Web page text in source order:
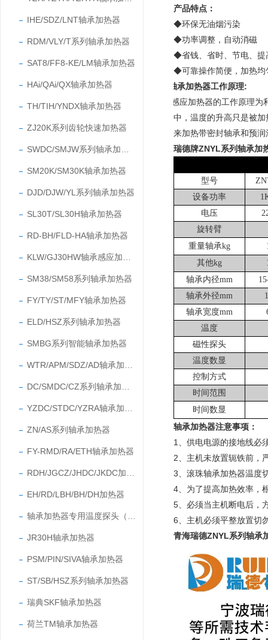
IHE/SDZ/LNT轴承加热器
RDM/VLY/T系列轴承加热器
SAT8/FF8-KE/LM轴承加热器
HAi/QAi/QX轴承加热器
TH/TIH/YNDX轴承加热器
ZJ20K系列齿轮快速加热器
SM20K/SM30K轴承加热器
DJD/DJW/YL系列轴承加热器
SL30T/SL30H轴承加热器
RD-BH/FLD-HA轴承加热器
SM38/SM58系列轴承加热器
FY/TY/ST/MFY轴承加热器
ELD/HSZ系列轴承加热器
SMBG系列智能轴承加热器
ZN/AS系列轴承加热器
FY-RMD/RA/ETH轴承加热器
EH/RD/LBH/BH/DH加热器
JR30H轴承加热器
PSM/PIN/SIVA轴承加热器
ST/SB/HSZ系列轴承加热器
瑞典SKF轴承加热器
荷兰TM轴承加热器
产品特点：
◆环保无油烟污染
◆功率调整，自动消磁
◆省钱、省时、节电、提
◆可靠操作简便，加热均
轴承加热器工作原理:
感应加热器的工作原理为
中，温度的升高只是被
来加热带密封轴承和预润
瑞德牌ZNYL系列轴承加
型号
设备功率
电压
旋转臂
重量轴承kg
其他kg
轴承内径mm
轴承外径mm
轴承宽度mm
温度
磁性探头
温度数显
控制方式
时间范围
时间数显
轴承加热器注意事项 ：
1、供电电源的接地线必
2、主机未放置轭铁前，
3、滚珠轴承加热器温度
4、为了提高加热效率，
5、 必须当主机断电后，
6、 主机必须平整放置切
青海瑞德ZNYL系列轴承